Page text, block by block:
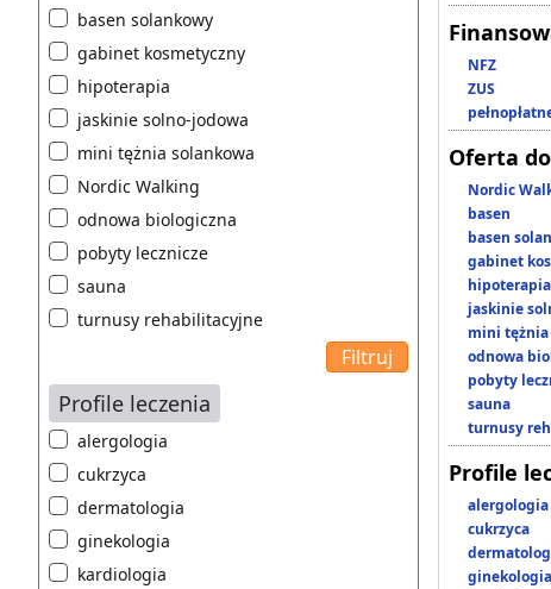
basen solankowy
gabinet kosmetyczny
hipoterapia
jaskinie solno-jodowa
mini tężnia solankowa
Nordic Walking
odnowa biologiczna
pobyty lecznicze
sauna
turnusy rehabilitacyjne
Profile leczenia
alergologia
cukrzyca
dermatologia
ginekologia
kardiologia
NFZ
ZUS
Oferta
Nordic
basen
basen
gabinet
hipoterapia
jaskinie
mini
odnowa
pobyty
sauna
turnusy
Profile
alergologia
cukrzyca
ginekologia